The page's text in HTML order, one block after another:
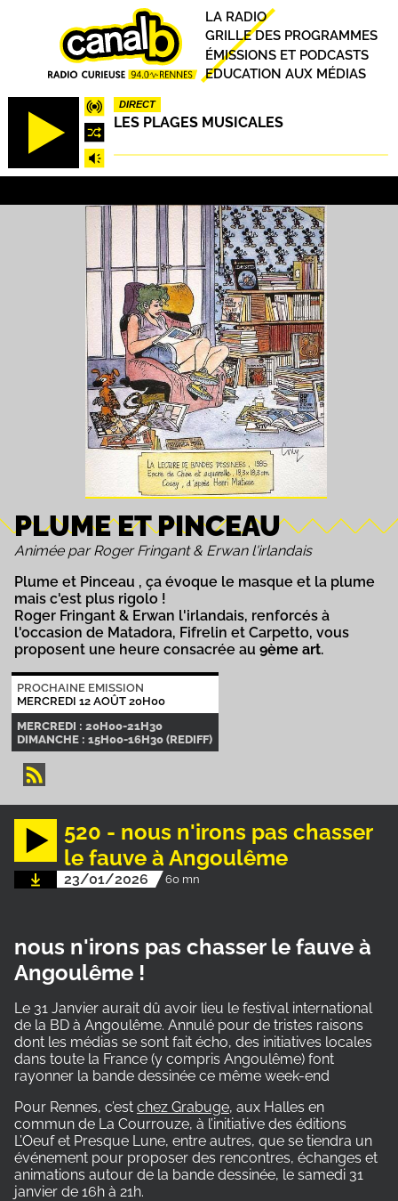
DIRECT
LES PLAGES MUSICALES
Principal
LA RADIO
GRILLE DES PROGRAMMES
ÉMISSIONS ET PODCASTS
EDUCATION AUX MÉDIAS
PLUME ET PINCEAU
Animée par Roger Fringant & Erwan l'irlandais
Plume et Pinceau , ça évoque le masque et la plume
mais c'est plus rigolo !
Roger Fringant & Erwan l'irlandais, renforcés à
l'occasion de Matadora, Fifrelin et Carpetto, vous
proposent une heure consacrée au 9ème art.
PROCHAINE EMISSION
MERCREDI 12 AOÛT 20H00
MERCREDI : 20H00-21H30
DIMANCHE : 15H00-16H30 (REDIFF)
520 - nous n'irons pas chasser
le fauve à Angoulême
23/01/2026 60 mn
nous n'irons pas chasser le fauve à
Angoulême !
Le 31 Janvier aurait dû avoir lieu le festival international
de la BD à Angoulême. Annulé pour de tristes raisons
dont les médias se sont fait écho, des initiatives locales
dans toute la France (y compris Angoulême) font
rayonner la bande dessinée ce même week-end
Pour Rennes, c’est chez Grabuge, aux Halles en
commun de La Courrouze, à l’initiative des éditions
L’Oeuf et Presque Lune, entre autres, que se tiendra un
événement pour proposer des rencontres, échanges et
animations autour de la bande dessinée, le samedi 31
janvier de 16h à 21h.